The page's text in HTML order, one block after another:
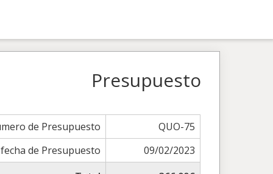
Presupuesto
de Presupuesto
QUO-75
fecha de Presupuesto
09/02/2023